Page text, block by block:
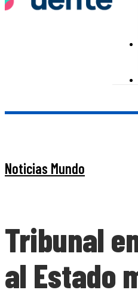
Noticias Mundo
Tribunal
al Estado